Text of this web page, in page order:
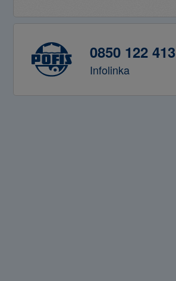
0850 122 413
Infolinka